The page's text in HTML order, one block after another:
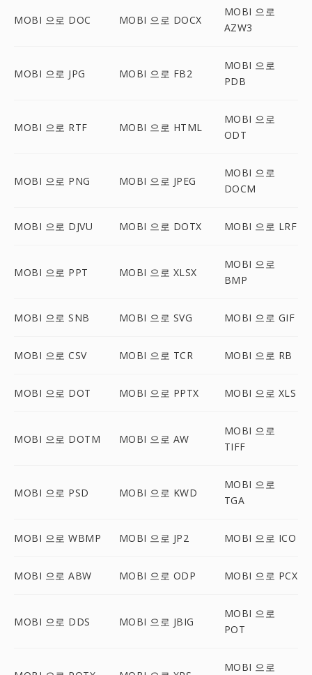
MOBI 으로 DOC MOBI 으로 DOCX
MOBI 으로
AZW3
MOBI 으로 JPG MOBI 으로 FB2
MOBI 으로
PDB
MOBI 으로 RTF MOBI 으로 HTML
MOBI 으로
ODT
MOBI 으로 PNG MOBI 으로 JPEG
MOBI 으로
DOCM
MOBI 으로 DJVU MOBI 으로 DOTX MOBI 으로 LRF
MOBI 으로 PPT MOBI 으로 XLSX
MOBI 으로
BMP
MOBI 으로 SNB MOBI 으로 SVG MOBI 으로 GIF
MOBI 으로 CSV MOBI 으로 TCR MOBI 으로 RB
MOBI 으로 DOT MOBI 으로 PPTX MOBI 으로 XLS
MOBI 으로 DOTM MOBI 으로 AW
MOBI 으로
TIFF
MOBI 으로 PSD MOBI 으로 KWD
MOBI 으로
TGA
MOBI 으로 WBMP MOBI 으로 JP2 MOBI 으로 ICO
MOBI 으로 ABW MOBI 으로 ODP MOBI 으로 PCX
MOBI 으로 DDS MOBI 으로 JBIG
MOBI 으로
POT
MOBI 으로